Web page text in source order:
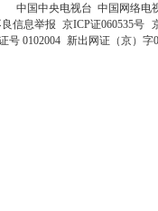
中国中央电视台 中国网络电
信息举报 京ICP证060535号
号 0102004 新出网证（京）